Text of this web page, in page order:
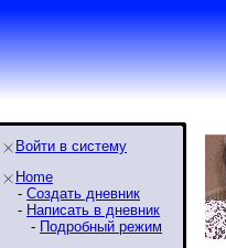
Войти в систему
Home
- Создать дневник
- Написать в дневник
- Подробный режим